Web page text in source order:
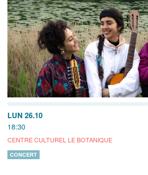
LUN 26.10
18:30
CENTRE CULTUREL LE BOTANIQUE
CONCERT